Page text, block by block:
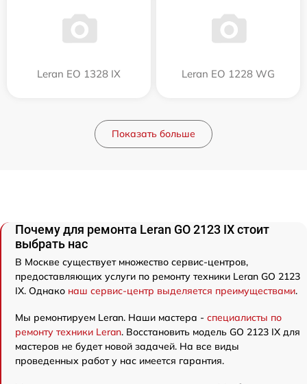
Leran EO 1328 IX Leran EO 1228 WG
Показать больше
Почему для ремонта Leran GO 2123 IX стоит
выбрать нас
В Москве существует множество сервис-центров,
предоставляющих услуги по ремонту техники Leran GO 2123
IX. Однако наш сервис-центр выделяется преимуществами.
Мы ремонтируем Leran. Наши мастера - специалисты по
ремонту техники Leran. Восстановить модель GO 2123 IX для
мастеров не будет новой задачей. На все виды
проведенных работ у нас имеется гарантия.